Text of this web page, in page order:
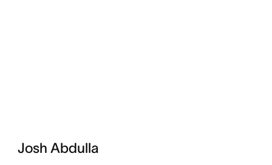
Josh Abdulla